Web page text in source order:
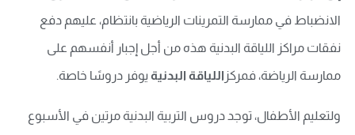
الانضباط في ممارسة التمرينات الرياضية بانتظام، عليهم دفع
نفقات مراكز اللياقة البدنية هذه من أجل إجبار أنفسهم على
ممارسة الرياضة، فمركز اللياقة البدنية يوفر دروسًا خاصة.
ولتعليم الأطفال، توجد دروس التربية البدنية مرتين في الأسبوع